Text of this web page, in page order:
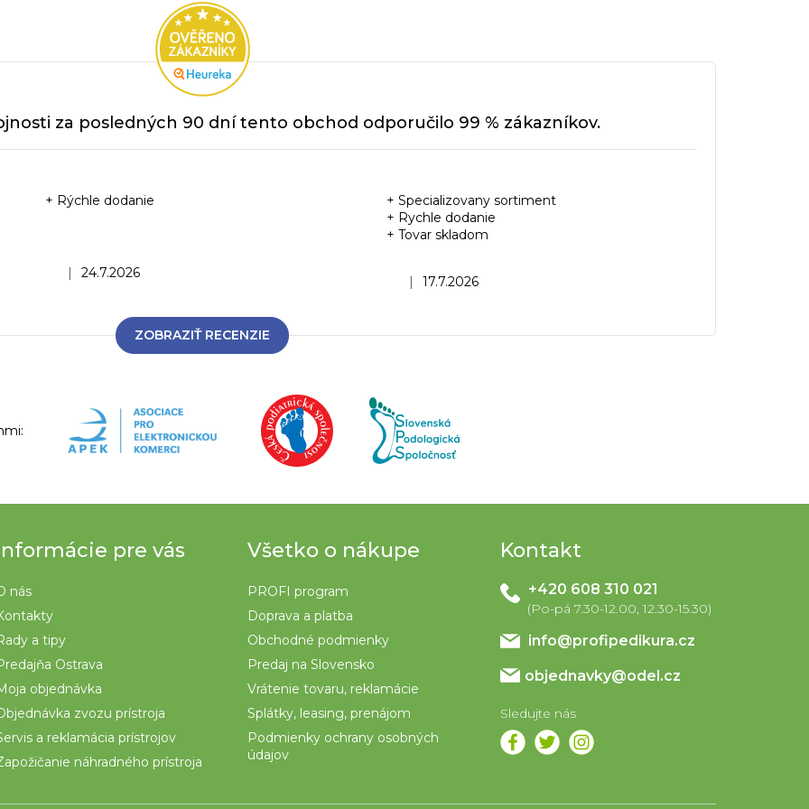
za posledných 90 dní tento obchod odporučilo 99 % zákazníkov.
Hodnotenie obchodu je 5 z 5 hviezdičiek.
| 24.7.2026
+ Rýchle dodanie
Hodnotenie obchodu je 5 z 5 hviezdičiek.
| 17.7.2026
+ Specializovany sortiment
+ Rychle dodanie
+ Tovar skladom
ZOBRAZIŤ RECENZIE
pre vás
nás
a tipy
Ostrava
objednávka
zvozu prístroja
a reklamácia prístrojov
náhradného prístroja
Všetko o nákupe
PROFI program
Doprava a platba
Obchodné podmienky
Predaj na Slovensko
Vrátenie tovaru, reklamácie
Splátky, leasing, prenájom
Podmienky ochrany osobných
údajov
Kontakt
info@profipedikura.cz
+420 608 310 021
objednavky@odel.cz